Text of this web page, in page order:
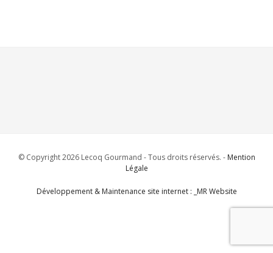
© Copyright 2026 Lecoq Gourmand - Tous droits réservés. - Mention
Légale
Développement & Maintenance site internet : _MR Website